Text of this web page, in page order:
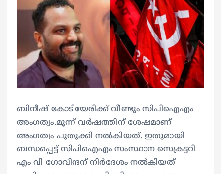
ബിനീഷ് കോടിയേരിക്ക് വീണ്ടും സിപിഐഎം
അംഗത്വം.മൂന്ന് വർഷത്തിന് ശേഷമാണ്
അംഗത്വം പുതുക്കി നൽകിയത്. ഇതുമായി
ബന്ധപ്പെട്ട് സിപിഐഎം സംസ്ഥാന സെക്രട്ടറി
എം വി ഗോവിന്ദന് നിർദേശം നൽകിയത്